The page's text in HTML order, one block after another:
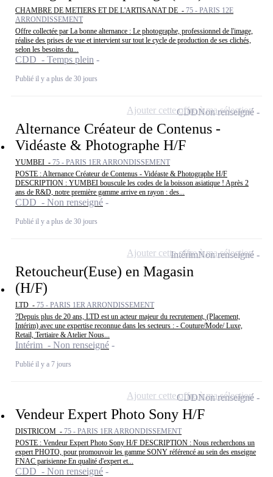
CHAMBRE DE METIERS ET DE L'ARTISANAT DE - 75 - PARIS 12E
ARRONDISSEMENT
Offre collectée par La bonne alternance : Le photographe, professionnel de l'image,
réalise des prises de vue et intervient sur tout le cycle de production de ses clichés,
selon les besoins du...
CDD - Temps plein
Publié il y a plus de 30 jours
Alternance Créateur de Contenus -
Vidéaste & Photographe H/F
YUMBEI - 75 - PARIS 1ER ARRONDISSEMENT
POSTE : Alternance Créateur de Contenus - Vidéaste & Photographe H/F
DESCRIPTION : YUMBEI bouscule les codes de la boisson asiatique ! Après 2
ans de R&D, notre première gamme arrive en rayon : des...
CDD - Non renseigné
Publié il y a plus de 30 jours
CDDNon renseigné
Ajouter cette offre à ma sélection
Retoucheur(Euse) en Magasin
(H/F)
LTD - 75 - PARIS 1ER ARRONDISSEMENT
?Depuis plus de 20 ans, LTD est un acteur majeur du recrutement, (Placement,
Intérim) avec une expertise reconnue dans les secteurs : - Couture/Mode/ Luxe,
Retail, Tertiaire & Atelier Nous...
Intérim - Non renseigné
Publié il y a 7 jours
IntérimNon renseigné
Ajouter cette offre à ma sélection
Vendeur Expert Photo Sony H/F
DISTRICOM - 75 - PARIS 1ER ARRONDISSEMENT
POSTE : Vendeur Expert Photo Sony H/F DESCRIPTION : Nous recherchons un
expert PHOTO, pour promouvoir les gamme SONY référencé au sein des enseigne
FNAC parisienne En qualité d'expert et...
CDD - Non renseigné
CDDNon renseigné
Ajouter cette offre à ma sélection